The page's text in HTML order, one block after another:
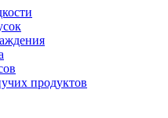
продуктов